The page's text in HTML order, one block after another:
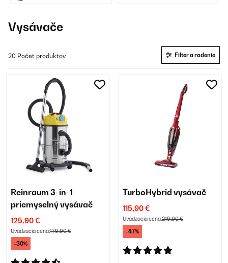
Vysávače
20 Počet produktov Filter a radenie
Reinraum 3-in-1
priemyselný vysávač
125,90 €
Uvádzacia cena:179,90 €
-30%
TurboHybrid vysávač
115,90 €
Uvádzacia cena:219,90 €
-47%